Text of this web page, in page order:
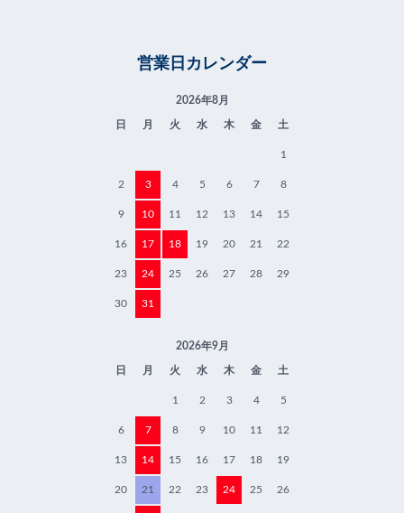
営業日カレンダー
2026年8月
日 月 火 水 木 金 土
1
2 3 4 5 6 7 8
9 10 11 12 13 14 15
16 17 18 19 20 21 22
23 24 25 26 27 28 29
30 31
2026年9月
日 月 火 水 木 金 土
1 2 3 4 5
6 7 8 9 10 11 12
13 14 15 16 17 18 19
20 21 22 23 24 25 26